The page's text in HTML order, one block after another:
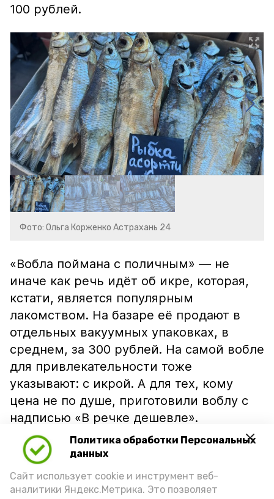
Политика обработки Персональных
данных
Сайт использует cookie и инструмент веб-
аналитики Яндекс.Метрика. Это позволяет
100 рублей.
Фото: Ольга Корженко Астрахань 24
«Вобла поймана с поличным» — не
иначе как речь идёт об икре, которая,
кстати, является популярным
лакомством. На базаре её продают в
отдельных вакуумных упаковках, в
среднем, за 300 рублей. На самой вобле
для привлекательности тоже
указывают: с икрой. А для тех, кому
цена не по душе, приготовили воблу с
надписью «В речке дешевле».